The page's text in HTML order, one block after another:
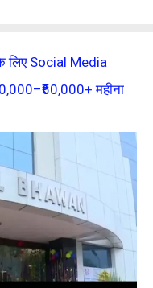
लिए Social Media
महीना